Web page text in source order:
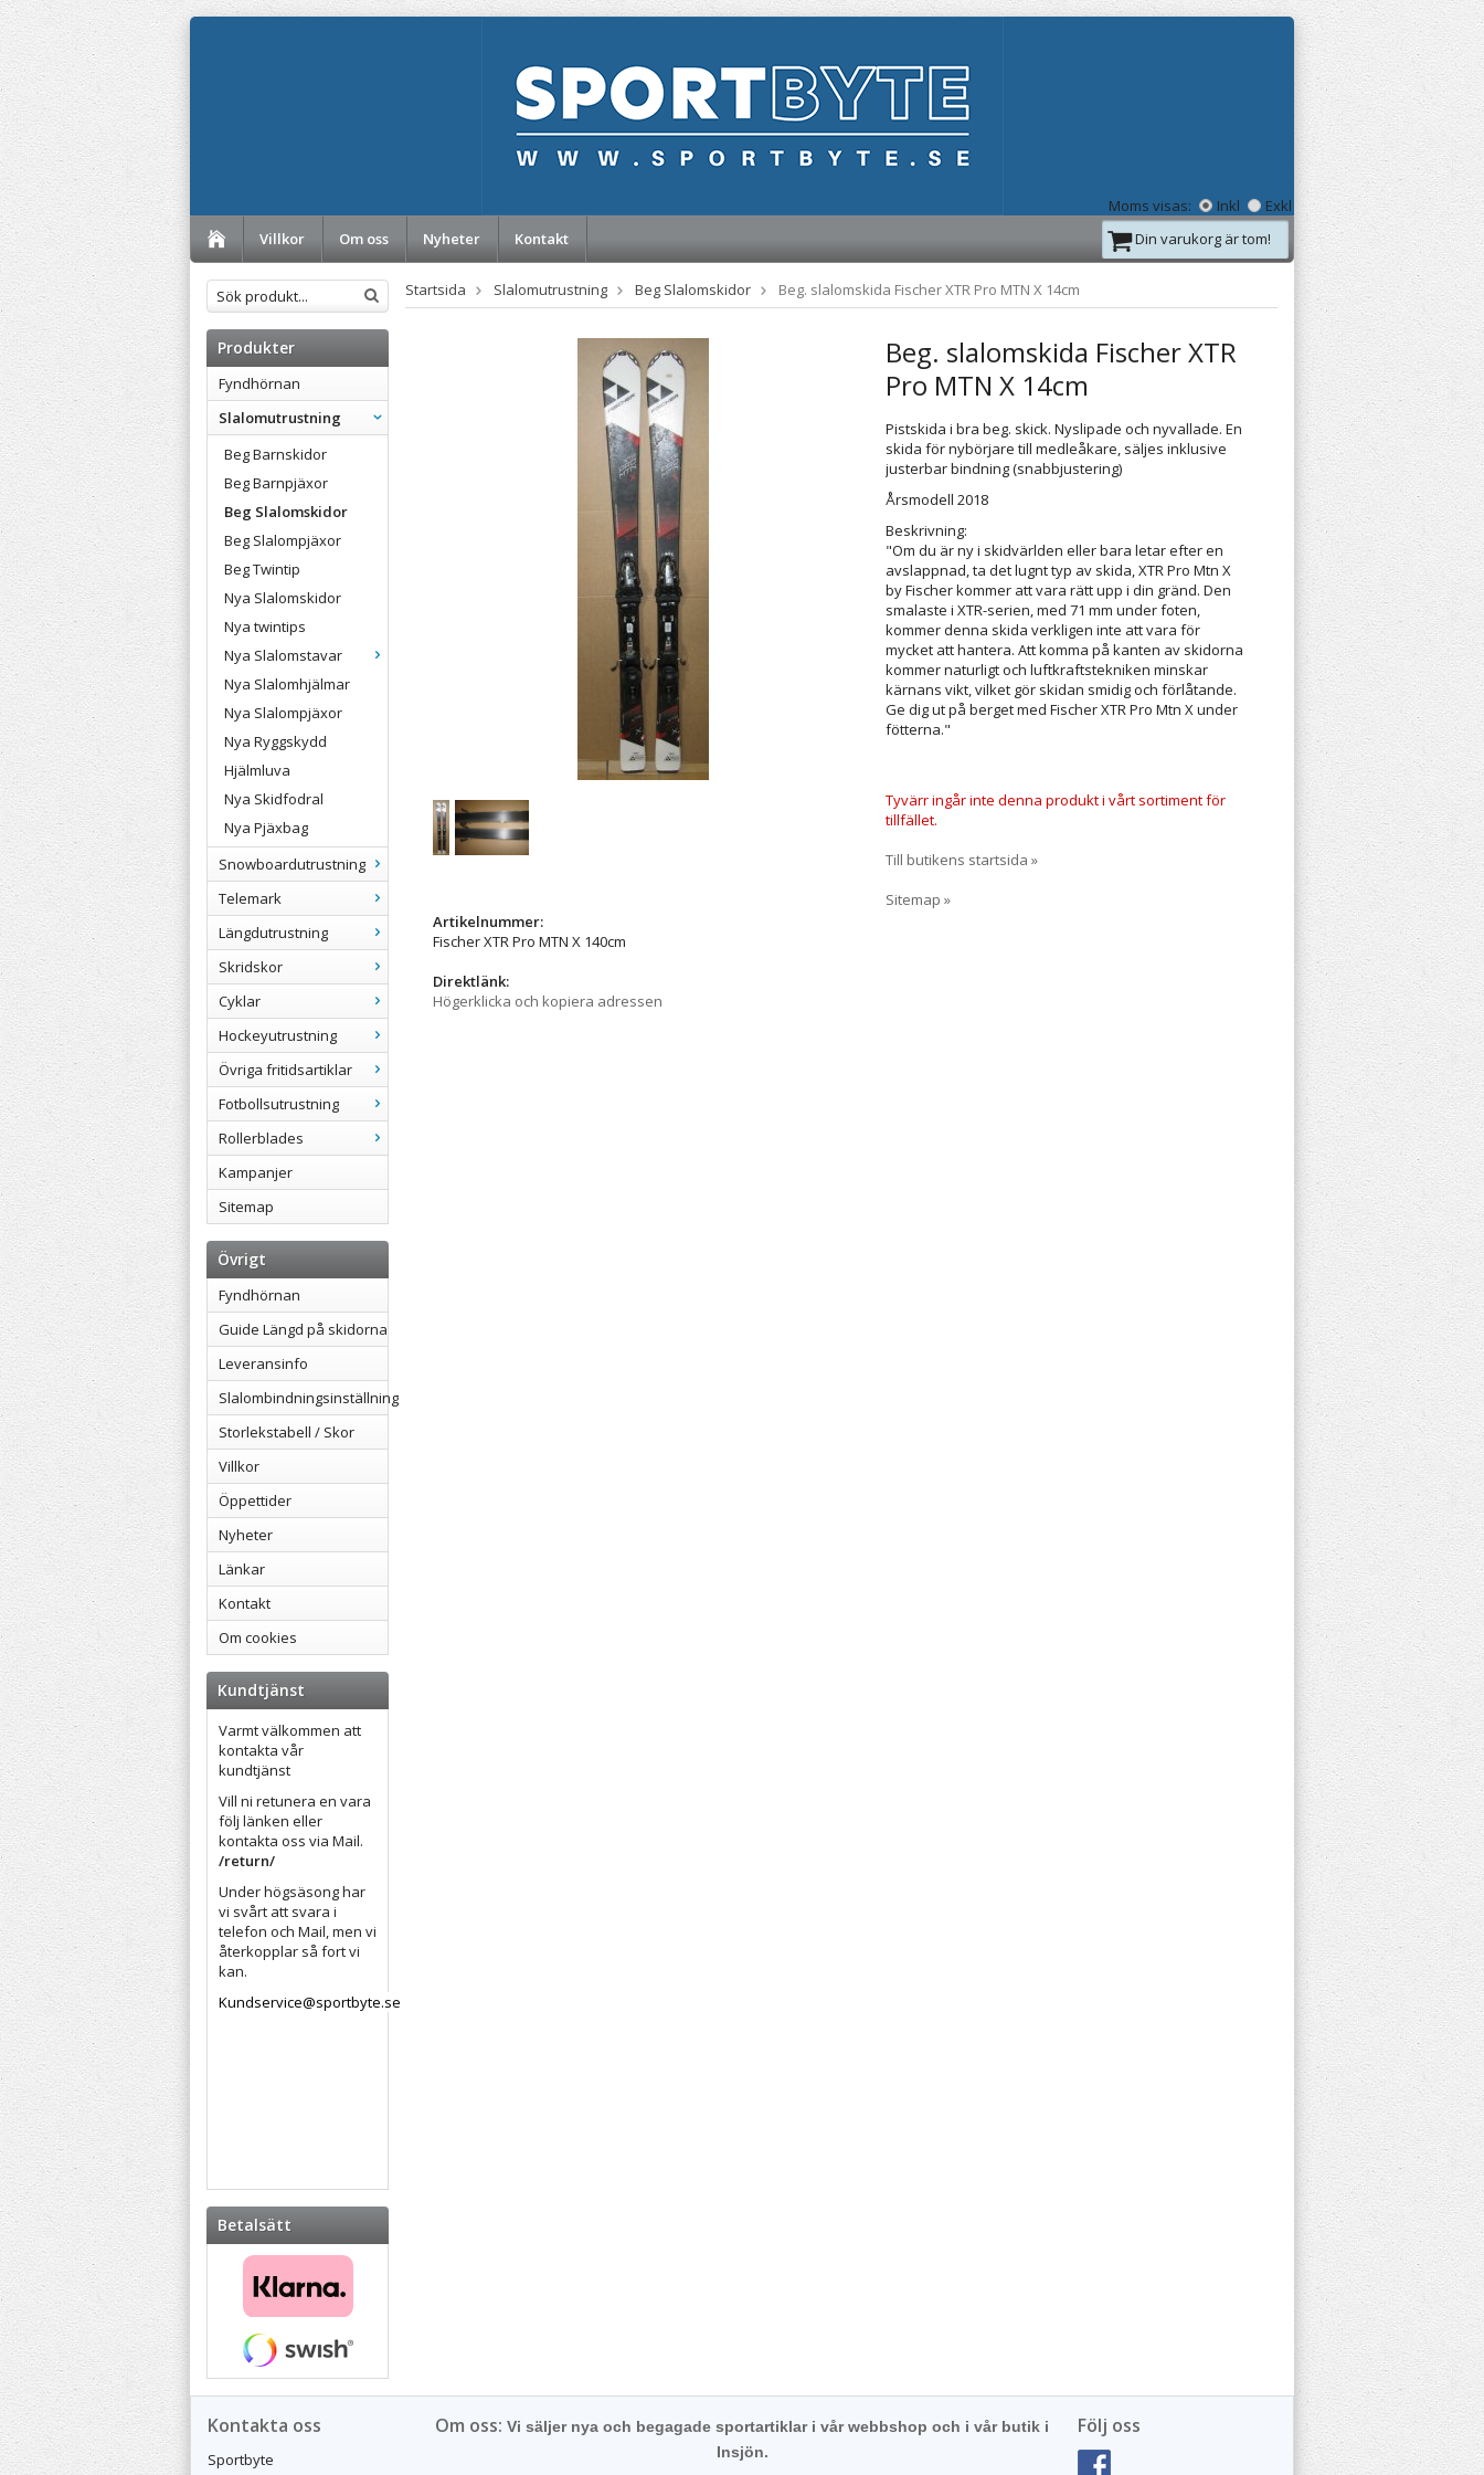
Moms visas: Inkl
Exkl
Villkor
Om oss Nyheter Kontakt Din varukorg är tom!
Produkter
Fyndhörnan
Slalomutrustning
Beg Barnskidor
Beg Barnpjäxor
Beg Slalomskidor
Beg Slalompjäxor
Beg Twintip
Nya Slalomskidor
Nya twintips
Nya Slalomstavar
Nya Slalomhjälmar
Nya Slalompjäxor
Nya Ryggskydd
Hjälmluva
Nya Skidfodral
Nya Pjäxbag
Snowboardutrustning
Telemark
Längdutrustning
Skridskor
Cyklar
Hockeyutrustning
Övriga fritidsartiklar
Fotbollsutrustning
Rollerblades
Kampanjer
Sitemap
Övrigt
Fyndhörnan
Guide Längd på skidorna
Leveransinfo
Slalombindningsinställning
Storlekstabell / Skor
Villkor
Öppettider
Nyheter
Länkar
Kontakt
Om cookies
Kundtjänst
Varmt välkommen att
kontakta vår
kundtjänst
Vill ni retunera en vara
följ länken eller
kontakta oss via Mail.
/return/
Under högsäsong har
vi svårt att svara i
telefon och Mail, men vi
återkopplar så fort vi
kan.
Kundservice@sportbyte.se
Betalsätt
Startsida Slalomutrustning Beg Slalomskidor Beg. slalomskida Fischer XTR Pro MTN X 14cm
Artikelnummer:
Fischer XTR Pro MTN X 140cm
Direktlänk:
Högerklicka och kopiera adressen
Beg. slalomskida Fischer XTR
Pro MTN X 14cm
Pistskida i bra beg. skick. Nyslipade och nyvallade. En
skida för nybörjare till medleåkare, säljes inklusive
justerbar bindning (snabbjustering)
Årsmodell 2018
Beskrivning:
"Om du är ny i skidvärlden eller bara letar efter en
avslappnad, ta det lugnt typ av skida, XTR Pro Mtn X
by Fischer kommer att vara rätt upp i din gränd. Den
smalaste i XTR-serien, med 71 mm under foten,
kommer denna skida verkligen inte att vara för
mycket att hantera. Att komma på kanten av skidorna
kommer naturligt och luftkraftstekniken minskar
kärnans vikt, vilket gör skidan smidig och förlåtande.
Ge dig ut på berget med Fischer XTR Pro Mtn X under
fötterna."
Tyvärr ingår inte denna produkt i vårt sortiment för
tillfället.
Till butikens startsida »
Sitemap »
Kontakta oss
Sportbyte
Följ oss
Om oss: Vi säljer nya och begagade sportartiklar i vår webbshop och i vår butik i
Insjön.